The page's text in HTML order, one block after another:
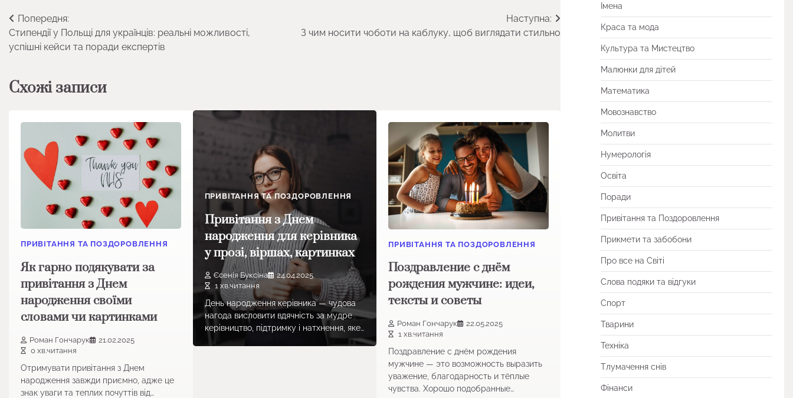
Навігація
записів
Попередня:
Стипендії у Польщі для українців: реальні можливості,
успішні кейси та поради експертів
Наступна:
З чим носити чоботи на каблуку, щоб виглядати стильно
Схожі записи
ПРИВІТАННЯ ТА ПОЗДОРОВЛЕННЯ
Як гарно подякувати за
привітання з Днем
народження своїми
словами чи картинками
Роман Гончарук
21.02.2025
0 хв.читання
Отримувати привітання з Днем
народження завжди приємно, адже це
знак уваги та теплих почуттів від…
ПРИВІТАННЯ ТА ПОЗДОРОВЛЕННЯ
Привітання з Днем
народження для керівника
у прозі, віршах, картинках
Єсенія Буксіна
24.04.2025
1 хв.читання
День народження керівника — чудова
нагода висловити вдячність за мудре
керівництво, підтримку і натхнення, яке…
ПРИВІТАННЯ ТА ПОЗДОРОВЛЕННЯ
Поздравление с днём
рождения мужчине: идеи,
тексты и советы
Роман Гончарук
22.05.2025
1 хв.читання
Поздравление с днём рождения
мужчине — это возможность выразить
уважение, благодарность и тёплые
чувства. Хорошо подобранные…
Імена
Краса та мода
Культура та Мистецтво
Малюнки для дітей
Математика
Мовознавство
Молитви
Нумерологія
Освіта
Поради
Привітання та Поздоровлення
Прикмети та забобони
Про все на Світі
Слова подяки та відгуки
Спорт
Тварини
Техніка
Тлумачення снів
Фінанси